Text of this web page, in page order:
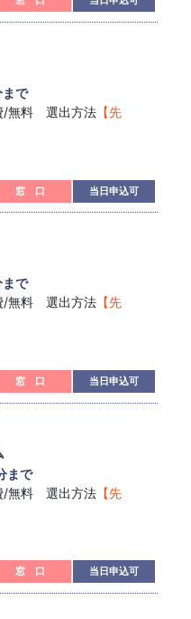
で
/無料 選出方法 【先
窓 口 当日申込可
で
/無料 選出方法 【先
窓 口 当日申込可
まで
/無料 選出方法 【先
窓 口 当日申込可